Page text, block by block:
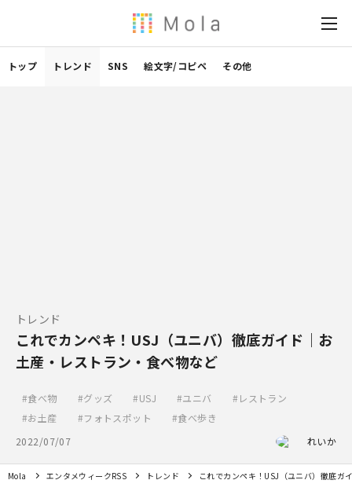
トップ トレンド SNS 絵文字/コピペ その他
トレンド
これでカンペキ！USJ（ユニバ）徹底ガイド｜お
土産・レストラン・食べ物など
食べ物 グッズ USJ ユニバ
レストラン
お土産
フォトスポット
食べ歩き
2022/07/07
れいか
Mola エンタメウィークRSS トレンド これでカンペキ！USJ（ユニバ）徹底ガ